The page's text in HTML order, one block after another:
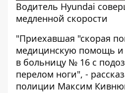
Водитель Hyundai
медленной скорости
"Приехавшая "скорая
медицинскую помощь
в больницу № 16 с
перелом ноги", -
полиции Максим